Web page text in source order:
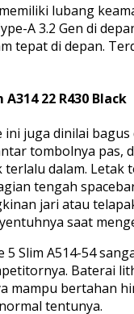
lubang
A 3.2 Gen di
tepat di depan.
22 R430 Black
juga dinilai bagus
tombolnya pas,
dalam. Letak
tengah
jari atau
saat
5 Slim A514-54
Baterai
mampu bertahan
tentunya.